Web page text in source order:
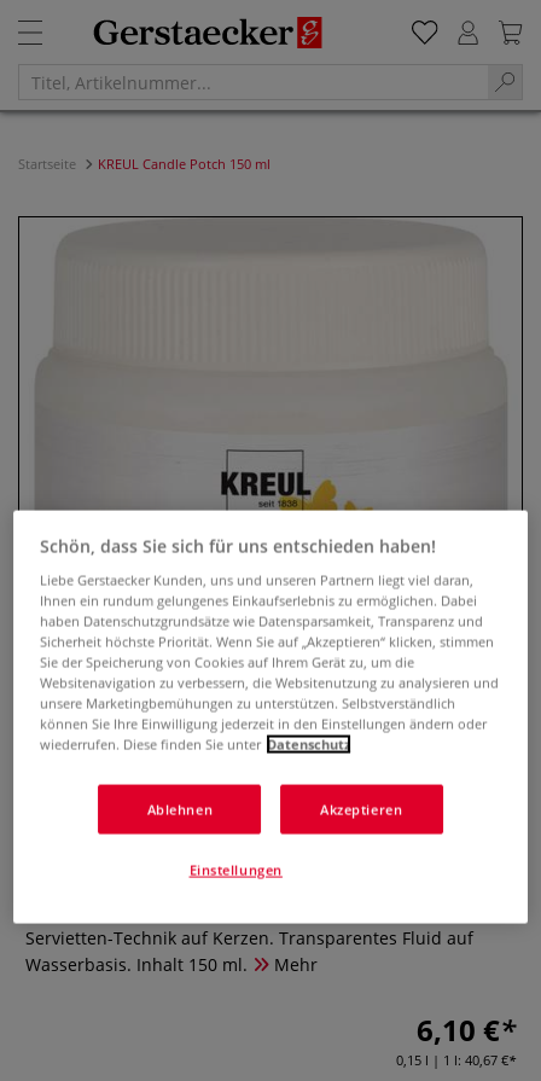
Startseite KREUL Candle Potch 150 ml
KREUL Candle Potch 150 ml
0 Bewertungen
Servietten-Technik auf Kerzen. Transparentes Fluid auf
Wasserbasis. Inhalt 150 ml.
Mehr
6,10 €
0,15 l | 1 l: 40,67 €
Schön, dass Sie sich für uns entschieden haben!
Liebe Gerstaecker Kunden, uns und unseren Partnern liegt viel daran,
Ihnen ein rundum gelungenes Einkaufserlebnis zu ermöglichen. Dabei
haben Datenschutzgrundsätze wie Datensparsamkeit, Transparenz und
Sicherheit höchste Priorität. Wenn Sie auf „Akzeptieren“ klicken, stimmen
Sie der Speicherung von Cookies auf Ihrem Gerät zu, um die
Websitenavigation zu verbessern, die Websitenutzung zu analysieren und
unsere Marketingbemühungen zu unterstützen. Selbstverständlich
können Sie Ihre Einwilligung jederzeit in den Einstellungen ändern oder
wiederrufen. Diese finden Sie unter Datenschutz
Ablehnen Akzeptieren
Einstellungen